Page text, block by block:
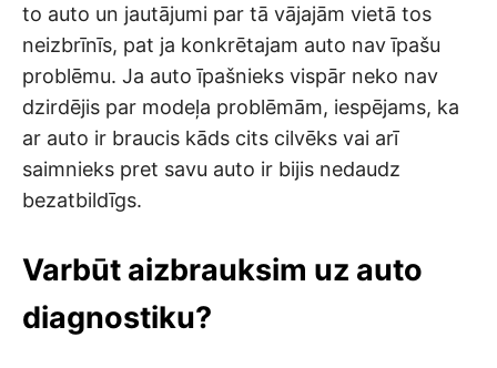
to auto un jautājumi par tā vājajām vietā tos
neizbrīnīs, pat ja konkrētajam auto nav īpašu
problēmu. Ja auto īpašnieks vispār neko nav
dzirdējis par modeļa problēmām, iespējams, ka
ar auto ir braucis kāds cits cilvēks vai arī
saimnieks pret savu auto ir bijis nedaudz
bezatbildīgs.
Varbūt aizbrauksim uz auto
diagnostiku?